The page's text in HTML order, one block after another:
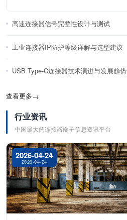
高速连接器信号完整性设计与测试
工业连接器IP防护等级详解与选型建议
USB Type-C连接器技术演进与发展趋势
查看更多→
行业资讯
中国最大的连接器端子信息资讯平台
2026-04-24
2026-04-24